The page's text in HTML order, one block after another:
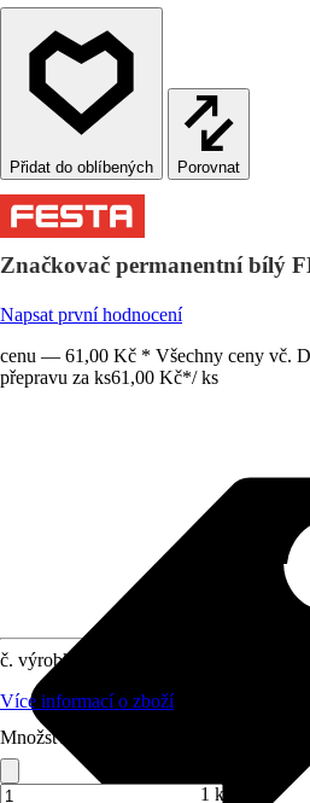
Porovnat
Značkovač permanentní bílý
Napsat první hodnocení
cenu — 61,00 Kč * Všechny ceny vč.
přepravu za ks61,00 Kč*/ ks
č. výrobku
Více informací o zboží
Množství (ks)
1 ks